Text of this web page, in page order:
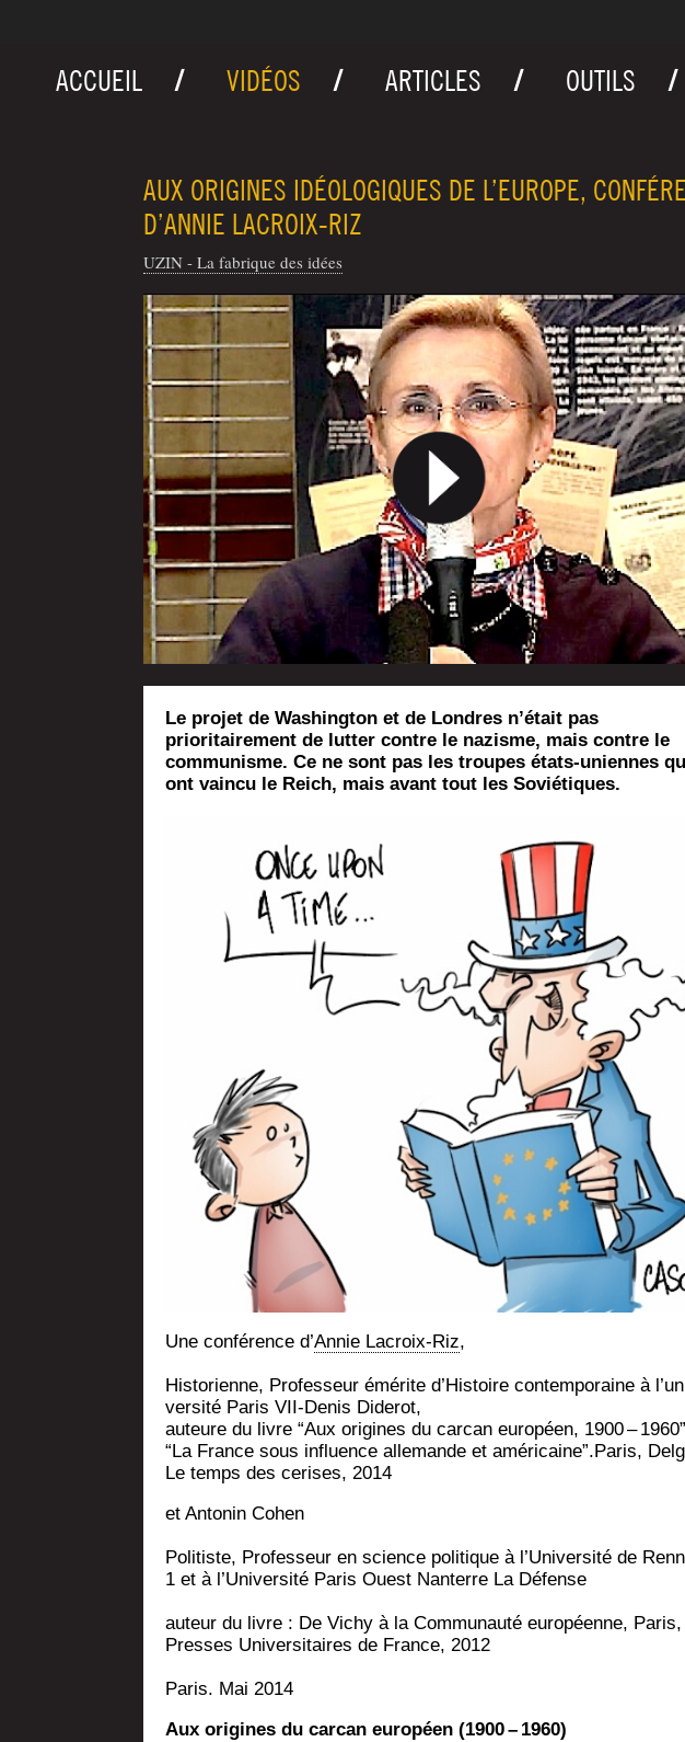
ACCUEIL VIDÉOS ARTICLES OUTILS
AUX ORIGINES IDÉOLOGIQUES DE L’EUROPE,
D’ANNIE LACROIX-RIZ
UZIN - La fabrique des idées
Le projet de Washington et de Londres n’était pas
prioritairement de lutter contre le nazisme, mais contre le
communisme. Ce ne sont pas les troupes états-uniennes
ont vaincu le Reich, mais avant tout les Soviétiques.
Une confé­rence d’Annie Lacroix-Riz,
His­to­rienne, Pro­fes­seur émé­rite d’His­toire contem­po­raine à
ver­si­té Paris VII-Denis Diderot,
auteure du livre “Aux ori­gines du car­can euro­péen, 1900 –
“La France sous influence alle­mande et américaine”.Paris,
Le temps des cerises, 2014
et Anto­nin Cohen
Poli­tiste, Pro­fes­seur en science poli­tique à l’U­ni­ver­si­té de
1 et à l’U­ni­ver­si­té Paris Ouest Nan­terre La Défense
auteur du livre : De Vichy à la Com­mu­nau­té euro­péenne, Paris,
Presses Uni­ver­si­taires de France, 2012
Paris. Mai 2014
Aux ori­gines du car­can euro­péen (1900 – 1960)